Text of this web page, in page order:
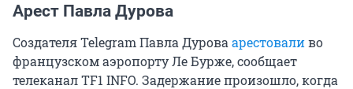
Арест Павла Дурова
Создателя Telegram Павла Дурова арестоваливо
французском аэропорту Ле Бурже, сообщает
телеканал TF1 INFO. Задержание произошло, когда